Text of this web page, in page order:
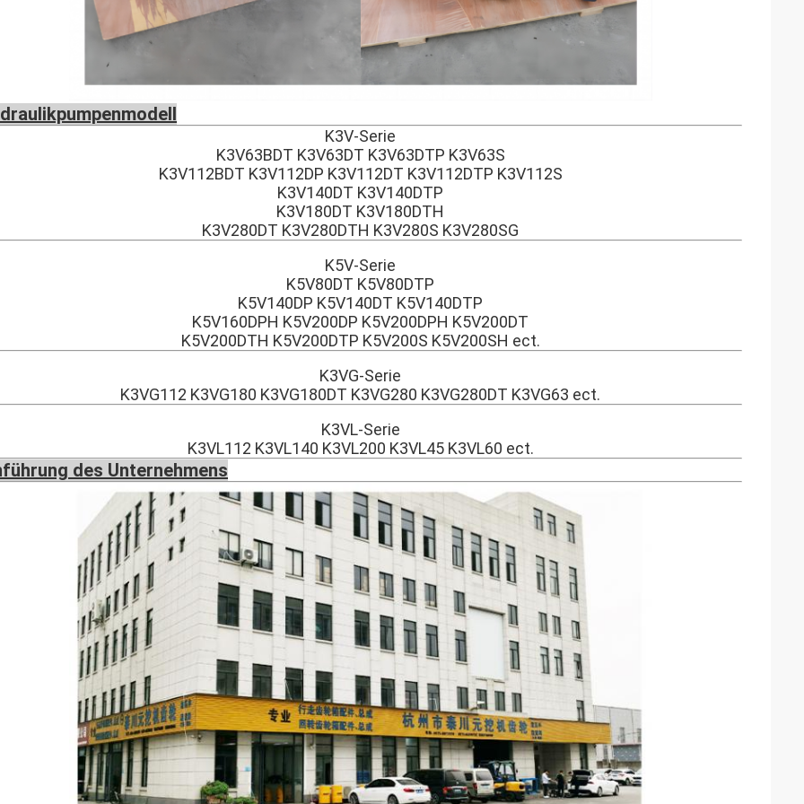
K3V-Serie
K3V63BDT K3V63DT K3V63DTP K3V63S
K3V112BDT K3V112DP K3V112DT K3V112DTP K3V112S
K3V140DT K3V140DTP
K3V180DT K3V180DTH
K3V280DT K3V280DTH K3V280S K3V280SG
K5V-Serie
K5V80DT K5V80DTP
K5V140DP K5V140DT K5V140DTP
K5V160DPH K5V200DP K5V200DPH K5V200DT
K5V200DTH K5V200DTP K5V200S K5V200SH ect.
K3VG-Serie
K3VG112 K3VG180 K3VG180DT K3VG280 K3VG280DT K3VG63 ect.
K3VL-Serie
K3VL112 K3VL140 K3VL200 K3VL45 K3VL60 ect.
des Unternehmens